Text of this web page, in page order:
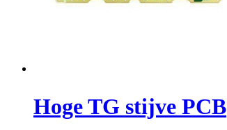
Hoge TG stijve PCB